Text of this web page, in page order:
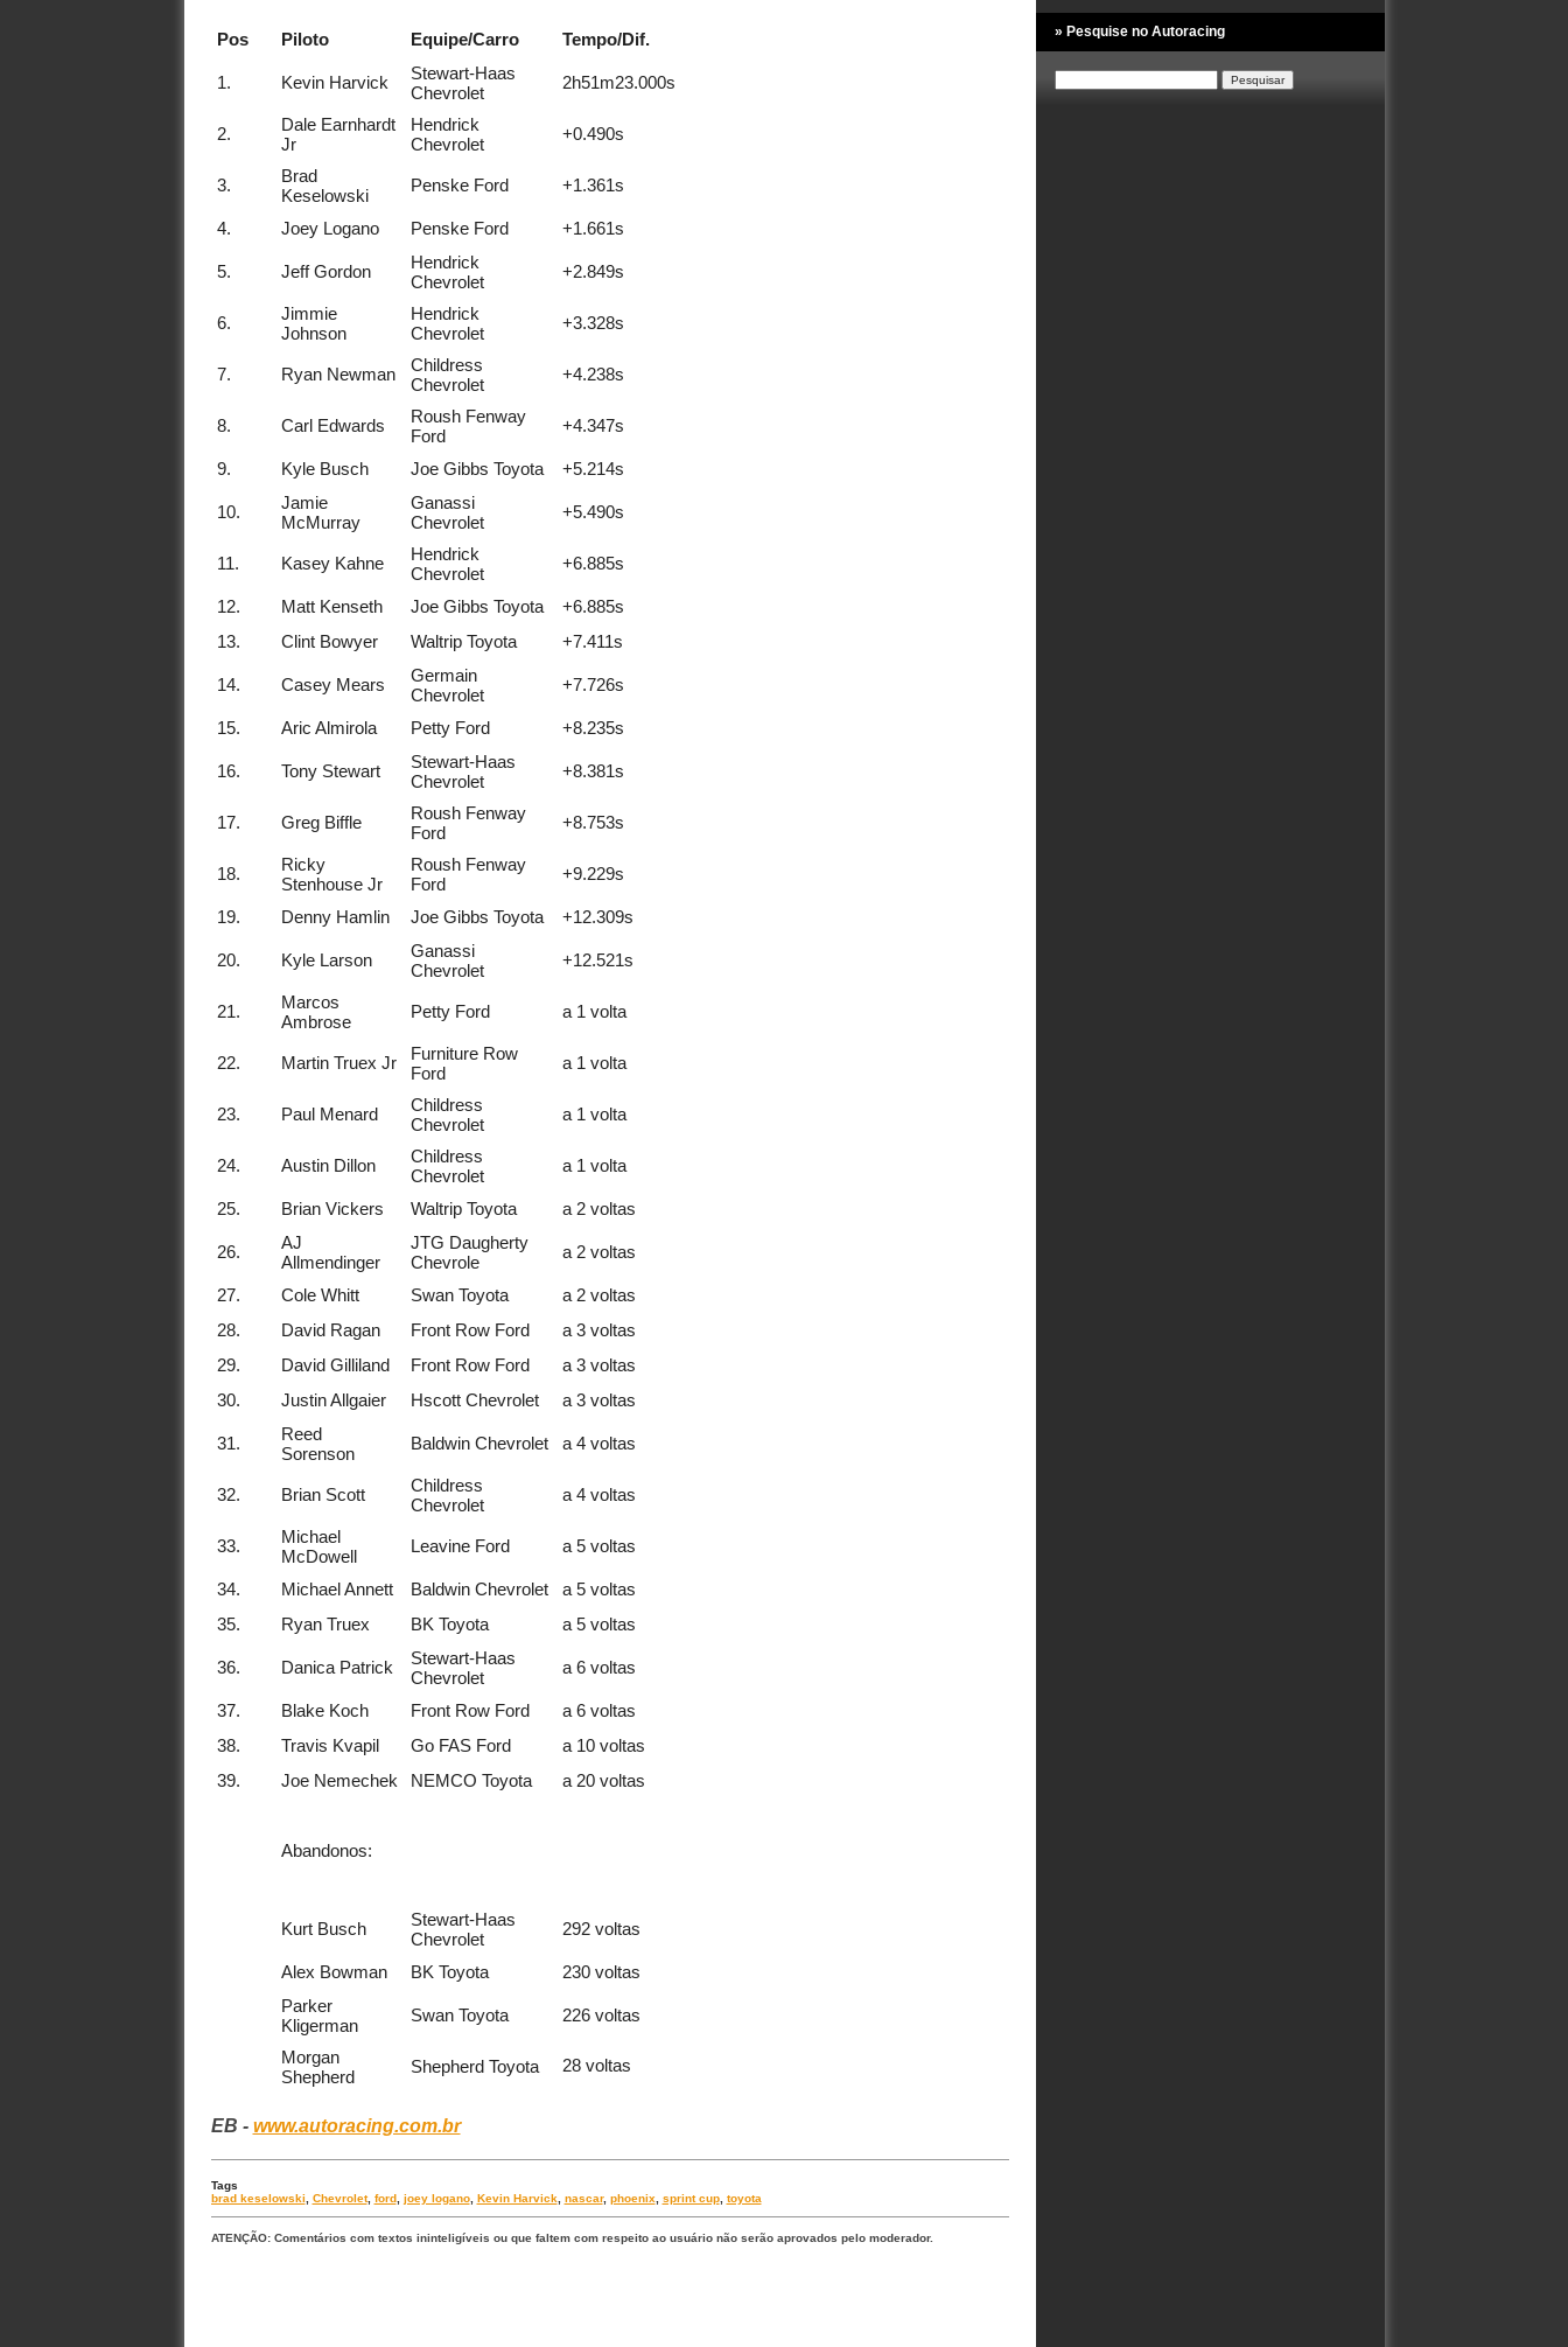
Pos Piloto Equipe/Carro Tempo/Dif.
1. Kevin Harvick
Stewart-Haas
Chevrolet
2h51m23.000s
2.
Dale Earnhardt
Jr
Hendrick
Chevrolet
+0.490s
3.
Brad
Keselowski
Penske Ford +1.361s
4. Joey Logano Penske Ford +1.661s
5. Jeff Gordon
Hendrick
Chevrolet
+2.849s
6.
Jimmie
Johnson
Hendrick
Chevrolet
+3.328s
7. Ryan Newman
Childress
Chevrolet
+4.238s
8. Carl Edwards
Roush Fenway
Ford
+4.347s
9. Kyle Busch Joe Gibbs Toyota +5.214s
10.
Jamie
McMurray
Ganassi
Chevrolet
+5.490s
11. Kasey Kahne
Hendrick
Chevrolet
+6.885s
12. Matt Kenseth Joe Gibbs Toyota
+6.885s
13.
Clint Bowyer Waltrip Toyota +7.411s
14. Casey Mears
Germain
Chevrolet
+7.726s
15. Aric Almirola Petty Ford +8.235s
16. Tony Stewart
Stewart-Haas
Chevrolet
+8.381s
17. Greg Biffle
Roush Fenway
Ford
+8.753s
18.
Ricky
Stenhouse Jr
Roush Fenway
Ford
+9.229s
19. Denny Hamlin Joe Gibbs Toyota +12.309s
20. Kyle Larson
Ganassi
Chevrolet
+12.521s
21.
Marcos
Ambrose
Petty Ford a 1 volta
22. Martin Truex Jr
Furniture Row
Ford
a 1 volta
23. Paul Menard
Childress
Chevrolet
a 1 volta
24. Austin Dillon
Childress
Chevrolet
a 1 volta
25. Brian Vickers Waltrip Toyota a 2 voltas
26.
AJ
Allmendinger
JTG Daugherty
Chevrole
a 2 voltas
27. Cole Whitt Swan Toyota
a 2 voltas
28.
David Ragan Front Row Ford
a 3 voltas
29.
David Gilliland Front Row Ford
a 3 voltas
30.
Justin Allgaier Hscott Chevrolet a 3 voltas
31.
Reed
Sorenson
Baldwin Chevrolet a 4 voltas
32. Brian Scott
Childress
Chevrolet
a 4 voltas
33.
Michael
McDowell
Leavine Ford a 5 voltas
34. Michael Annett Baldwin Chevrolet
a 5 voltas
35.
Ryan Truex BK Toyota a 5 voltas
36. Danica Patrick
Stewart-Haas
Chevrolet
a 6 voltas
37. Blake Koch Front Row Ford
a 6 voltas
38.
Travis Kvapil Go FAS Ford
a 10 voltas
39.
Joe Nemechek NEMCO Toyota a 20 voltas
Abandonos:
Kurt Busch
Stewart-Haas
Chevrolet
292 voltas
Alex Bowman BK Toyota
230 voltas
Parker
Kligerman
Swan Toyota 226 voltas
Morgan
Shepherd
Shepherd Toyota 28 voltas
EB - www.autoracing.com.br
Tags
brad keselowski
Chevrolet, ford, joey logano, Kevin Harvick, nascar, phoenix sprint cup, toyota
ATENÇÃO: Comentários com textos ininteligíveis ou que faltem com respeito ao usuário não serão aprovados pelo moderador.
» Pesquise no Autoracing
por: